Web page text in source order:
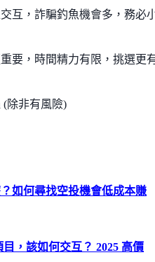
互，詐騙釣魚機會多，務必
要，時間精力有限，挑選更
(除非有風險)
如何尋找空投機會低成本賺
，該如何交互？ 2025 高價